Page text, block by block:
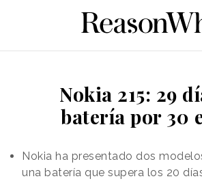
Nokia 215: 29
batería por 30
Nokia ha presentado dos
una batería que supera los 20